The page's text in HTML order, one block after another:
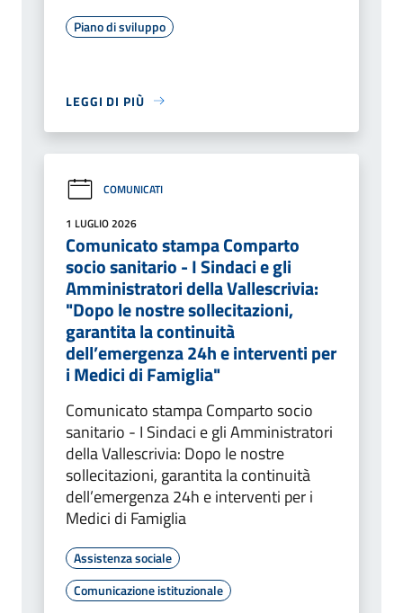
Piano di sviluppo
LEGGI DI PIÙ
COMUNICATI
1 LUGLIO 2026
Comunicato stampa Comparto
socio sanitario - I Sindaci e gli
Amministratori della Vallescrivia:
"Dopo le nostre sollecitazioni,
garantita la continuità
dell’emergenza 24h e interventi per
i Medici di Famiglia"
Comunicato stampa Comparto socio
sanitario - I Sindaci e gli Amministratori
della Vallescrivia: Dopo le nostre
sollecitazioni, garantita la continuità
dell’emergenza 24h e interventi per i
Medici di Famiglia
Assistenza sociale
Comunicazione istituzionale